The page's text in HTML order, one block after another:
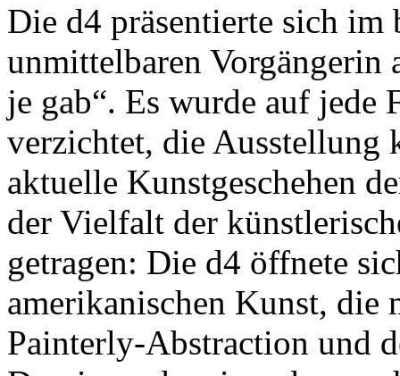
Die d4 präsentierte sich
unmittelbaren Vorgängerin
je gab“. Es wurde auf jede
verzichtet, die Ausstellung
aktuelle Kunstgeschehen
der Vielfalt der
getragen: Die d4 öffnete
amerikanischen Kunst, die
Painterly-Abstraction und